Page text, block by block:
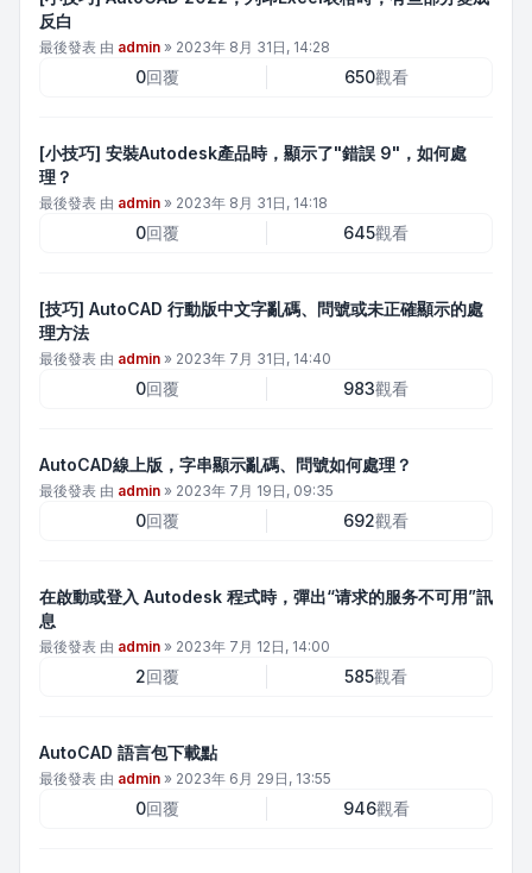
反白
最後發表 由 admin » 2023年 8月 31日, 14:28
0回覆 650觀看
[小技巧] 安裝Autodesk產品時，顯示了"錯誤 9"，如何處
理？
最後發表 由 admin » 2023年 8月 31日, 14:18
0回覆 645觀看
[技巧] AutoCAD 行動版中文字亂碼、問號或未正確顯示的處
理方法
最後發表 由 admin » 2023年 7月 31日, 14:40
0回覆 983觀看
AutoCAD線上版，字串顯示亂碼、問號如何處理？
最後發表 由 admin » 2023年 7月 19日, 09:35
0回覆 692觀看
在啟動或登入 Autodesk 程式時，彈出“请求的服务不可用”訊
息
最後發表 由 admin » 2023年 7月 12日, 14:00
2回覆 585觀看
AutoCAD 語言包下載點
最後發表 由 admin » 2023年 6月 29日, 13:55
0回覆 946觀看